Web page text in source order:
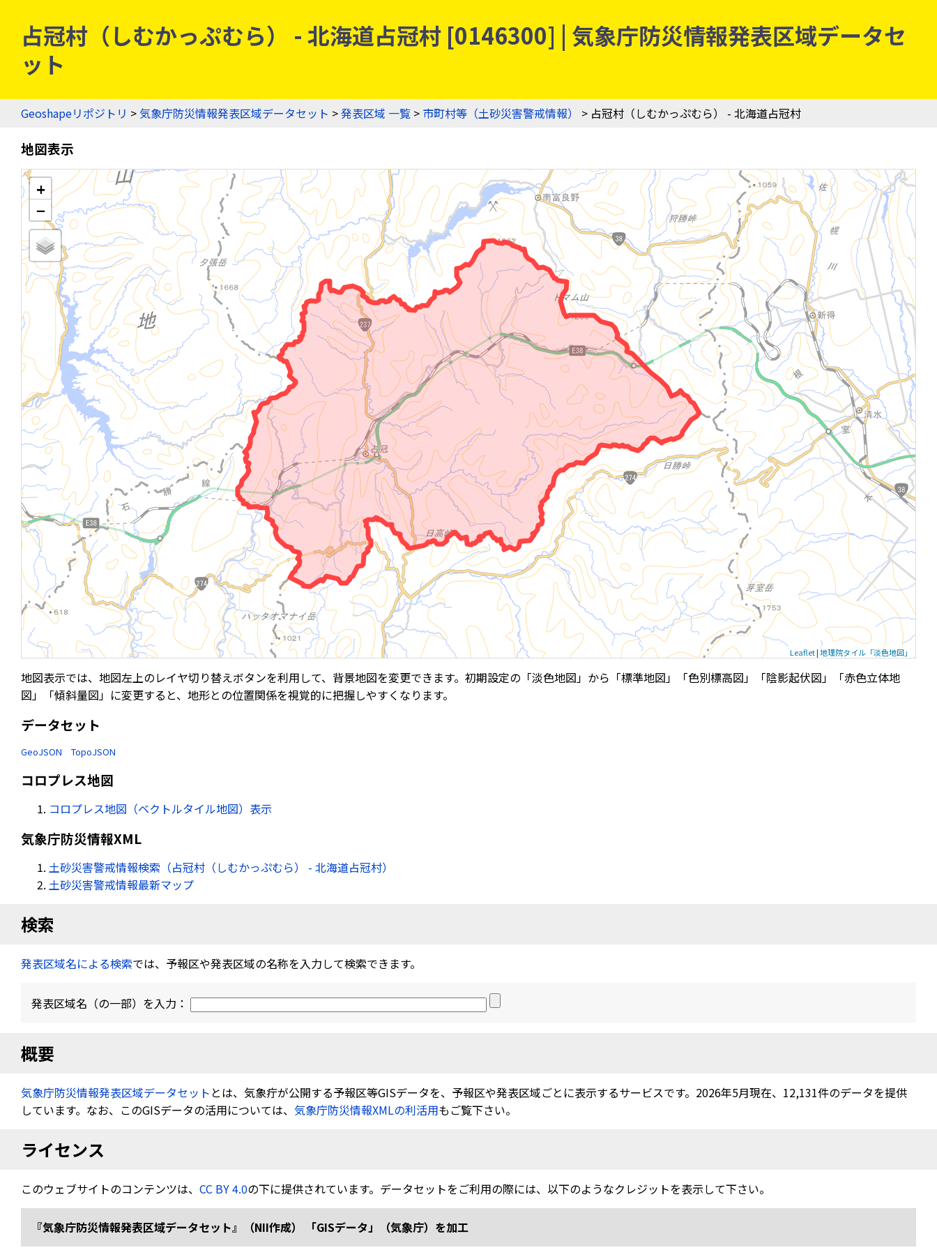
占冠村（しむかっぷむら） - 北海道占冠村 [0146300] | 気象庁防災情報発表区域データセ
ット
Geoshapeリポジトリ >気象庁防災情報発表区域データセット >発表区域 一覧 > 市町村等（土砂災害警戒情報） > 占冠村（しむかっぷむら） - 北海道占冠村
地図表示
+
−
Leaflet|地理院タイル「淡色地図」
地図表示では、地図左上のレイヤ切り替えボタンを利用して、背景地図を変更できます。初期設定の「淡色地図」から「標準地図」「色別標高図」「陰影起伏図」「赤色立体地
図」「傾斜量図」に変更すると、地形との位置関係を視覚的に把握しやすくなります。
データセット
GeoJSON TopoJSON
コロプレス地図
コロプレス地図（ベクトルタイル地図）表示
気象庁防災情報XML
土砂災害警戒情報検索（占冠村（しむかっぷむら） - 北海道占冠村）
土砂災害警戒情報最新マップ
検索
発表区域名による検索では、予報区や発表区域の名称を入力して検索できます。
発表区域名（の一部）を入力：
概要
気象庁防災情報発表区域データセット とは、気象疔が公開する予報区等GISデータを、予報区や発表区域ごとに表示するサービスです。2026年5月現在、12,131件のデータを提供
しています。なお、このGISデータの活用については、 気象庁防災情報XMLの利活用もご覧下さい。
ライセンス
このウェブサイトのコンテンツは、 CC BY 4.0の下に提供されています。データセットをご利用の際には、以下のようなクレジットを表示して下さい。
『気象庁防災情報発表区域データセット』（NII作成） 「GISデータ」（気象庁）を加工